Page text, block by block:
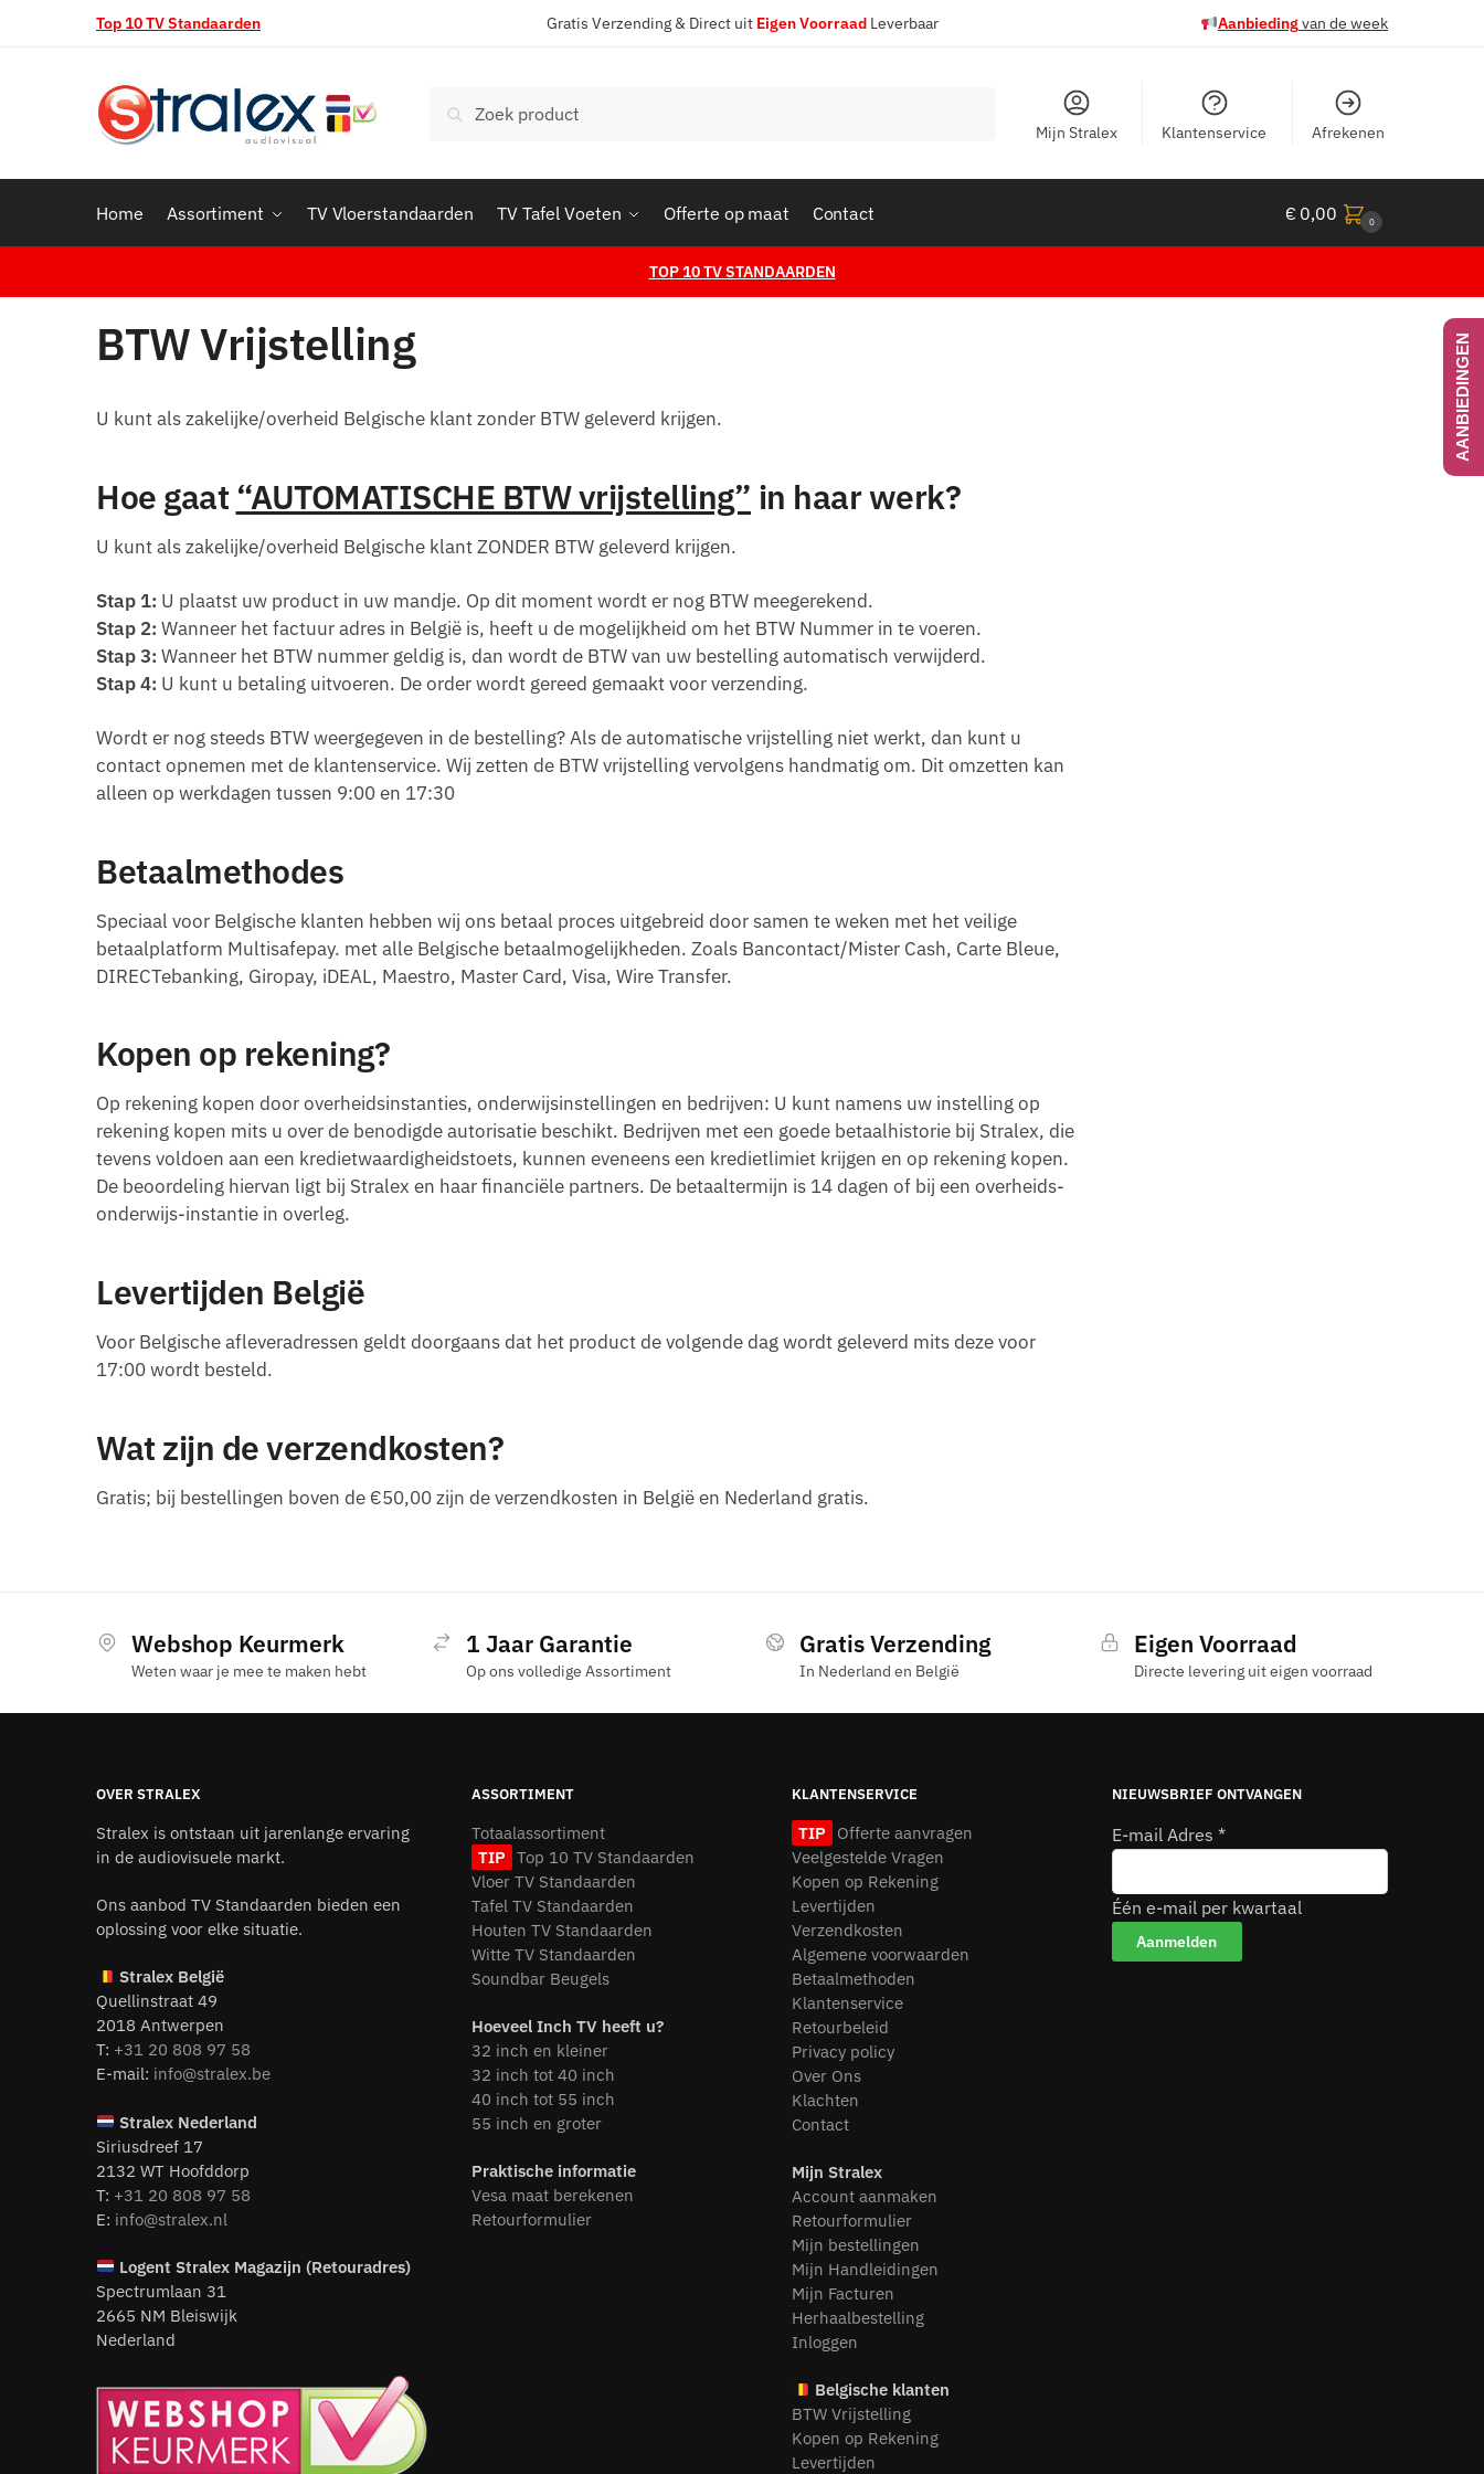
Top 10 TV Standaarden Gratis Verzending & Direct uit Eigen VoorraadLeverbaar Aanbiedingvan de week
naar:
Zoeken
Mijn Stralex Klantenservice Afrekenen
Home Assortiment TV Vloerstandaarden TV Tafel Voeten Offerte op maat Contact € 0,00 0
TOP 10 TV STANDAARDEN
BTW Vrijstelling
U kunt als zakelijke/overheid Belgische klant zonder BTW geleverd krijgen.
Hoe gaat “AUTOMATISCHE BTW vrijstelling” in haar werk?
U kunt als zakelijke/overheid Belgische klant ZONDER BTW geleverd krijgen.
Stap 1: U plaatst uw product in uw mandje. Op dit moment wordt er nog BTW meegerekend.
Stap 2: Wanneer het factuur adres in België is, heeft u de mogelijkheid om het BTW Nummer in te voeren.
Stap 3: Wanneer het BTW nummer geldig is, dan wordt de BTW van uw bestelling automatisch verwijderd.
Stap 4: U kunt u betaling uitvoeren. De order wordt gereed gemaakt voor verzending.
Wordt er nog steeds BTW weergegeven in de bestelling? Als de automatische vrijstelling niet werkt, dan kunt u
contact opnemen met de klantenservice. Wij zetten de BTW vrijstelling vervolgens handmatig om. Dit omzetten kan
alleen op werkdagen tussen 9:00 en 17:30
Betaalmethodes
Speciaal voor Belgische klanten hebben wij ons betaal proces uitgebreid door samen te weken met het veilige
betaalplatform Multisafepay. met alle Belgische betaalmogelijkheden. Zoals Bancontact/Mister Cash, Carte Bleue,
DIRECTebanking, Giropay, iDEAL, Maestro, Master Card, Visa, Wire Transfer.
Kopen op rekening?
Op rekening kopen door overheidsinstanties, onderwijsinstellingen en bedrijven: U kunt namens uw instelling op
rekening kopen mits u over de benodigde autorisatie beschikt. Bedrijven met een goede betaalhistorie bij Stralex, die
tevens voldoen aan een kredietwaardigheidstoets, kunnen eveneens een kredietlimiet krijgen en op rekening kopen.
De beoordeling hiervan ligt bij Stralex en haar financiële partners. De betaaltermijn is 14 dagen of bij een overheids-
onderwijs-instantie in overleg.
Levertijden België
Voor Belgische afleveradressen geldt doorgaans dat het product de volgende dag wordt geleverd mits deze voor
17:00 wordt besteld.
Wat zijn de verzendkosten?
Gratis; bij bestellingen boven de €50,00 zijn de verzendkosten in België en Nederland gratis.
Webshop Keurmerk
Weten waar je mee te maken hebt
1 Jaar Garantie
Op ons volledige Assortiment
Gratis Verzending
In Nederland en België
Eigen Voorraad
Directe levering uit eigen voorraad
OVER STRALEX
Stralex is ontstaan uit jarenlange ervaring
in de audiovisuele markt.
Ons aanbod TV Standaarden bieden een
oplossing voor elke situatie.
Stralex België
Quellinstraat 49
2018 Antwerpen
T: +31 20 808 97 58
E-mail: info@stralex.be
Stralex Nederland
Siriusdreef 17
2132 WT Hoofddorp
T: +31 20 808 97 58
E: info@stralex.nl
LogentStralex Magazijn (Retouradres)
Spectrumlaan 31
2665 NM Bleiswijk
Nederland
ASSORTIMENT
Totaalassortiment
TIP Top 10 TV Standaarden
Vloer TV Standaarden
Tafel TV Standaarden
Houten TV Standaarden
Witte TV Standaarden
Soundbar Beugels
Hoeveel Inch TV heeft u?
32 inch en kleiner
32 inch tot 40 inch
40 inch tot 55 inch
55 inch en groter
Praktische informatie
Vesa maat berekenen
Retourformulier
KLANTENSERVICE
TIP
Offerte aanvragen
Veelgestelde Vragen
Kopen op Rekening
Levertijden
Verzendkosten
Algemene voorwaarden
Betaalmethoden
Klantenservice
Retourbeleid
Privacy policy
Over Ons
Klachten
Contact
Mijn Stralex
Account aanmaken
Retourformulier
Mijn bestellingen
Mijn Handleidingen
Mijn Facturen
Herhaalbestelling
Inloggen
Belgische klanten
BTW Vrijstelling
Kopen op Rekening
Levertijden
NIEUWSBRIEF ONTVANGEN
E-mail Adres *
Één e-mail per kwartaal
AANBIEDINGEN